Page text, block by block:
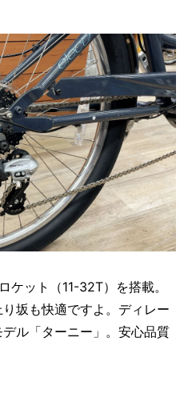
ケット（11-32T）を搭載。
坂も快適ですよ。ディレー
ル「ターニー」。安心品質